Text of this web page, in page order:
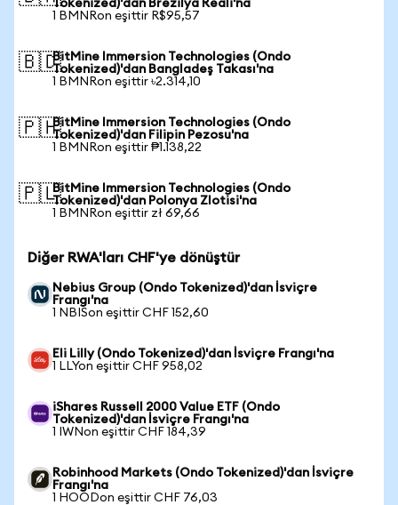
Tokenized)'dan Brezilya Reali'na
1 BMNRon eşittir R$95,57
🇧🇩BitMine Immersion Technologies (Ondo
Tokenized)'dan Bangladeş Takası'na
1 BMNRon eşittir ৳2.314,10
🇵🇭BitMine Immersion Technologies (Ondo
Tokenized)'dan Filipin Pezosu'na
1 BMNRon eşittir ₱1.138,22
🇵🇱BitMine Immersion Technologies (Ondo
Tokenized)'dan Polonya Zlotisi'na
1 BMNRon eşittir zł 69,66
Diğer RWA'ları CHF'ye dönüştür
Nebius Group (Ondo Tokenized)'dan İsviçre
Frangı'na
1 NBISon eşittir CHF 152,60
Eli Lilly (Ondo Tokenized)'dan İsviçre Frangı'na
1 LLYon eşittir CHF 958,02
iShares Russell 2000 Value ETF (Ondo
Tokenized)'dan İsviçre Frangı'na
1 IWNon eşittir CHF 184,39
Robinhood Markets (Ondo Tokenized)'dan İsviçre
Frangı'na
1 HOODon eşittir CHF 76,03